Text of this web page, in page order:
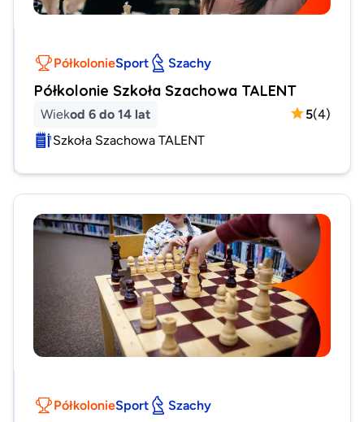
PółkolonieSport Szachy
Półkolonie Szkoła Szachowa TALENT
Wiekod 6 do 14 lat 5(4)
Szkoła Szachowa TALENT
PółkolonieSport Szachy